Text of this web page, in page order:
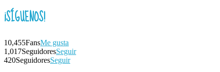
¡SÍGUENOS!
10,455FansMe gusta
1,017SeguidoresSeguir
420SeguidoresSeguir